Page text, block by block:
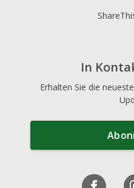
In
Erhalten Sie die